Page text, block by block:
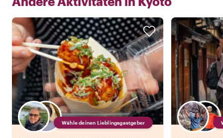
Wähle deinen Lieblingsgastgeber